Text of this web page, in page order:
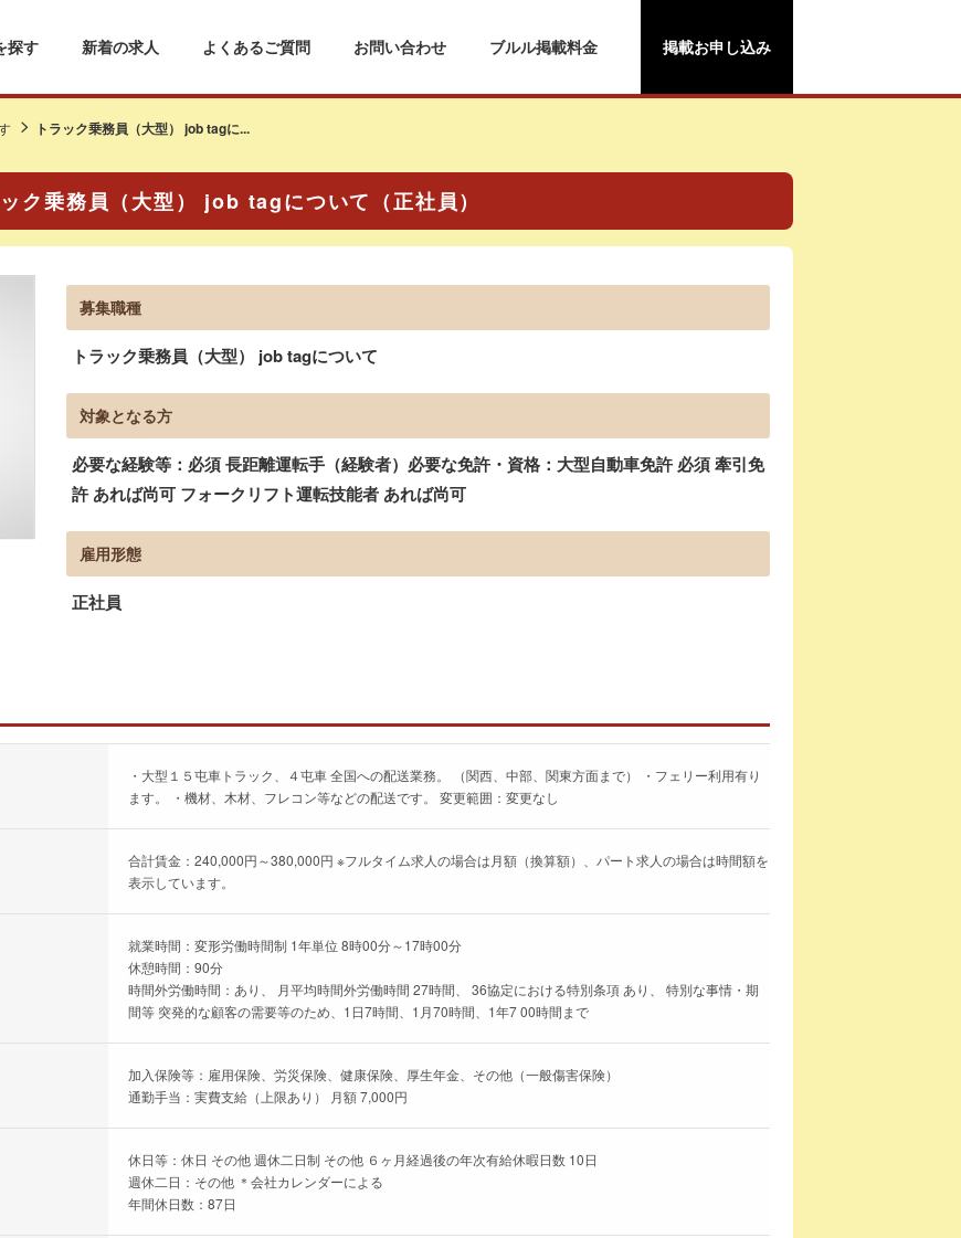
探す 新着の求人 よくあるご質問 お問い合わせ ブルル掲載料金 掲載お申し込み
トラック乗務員（大型） job tagに...
ック乗務員（大型） job tagについて（正社員）
募集職種
トラック乗務員（大型） job tagについて
対象となる方
必要な経験等：必須 長距離運転手（経験者）必要な免許・資格：大型自動車免許 必須 牽引免
許 あれば尚可 フォークリフト運転技能者 あれば尚可
雇用形態
正社員
・大型１５屯車トラック、４屯車 全国への配送業務。 （関西、中部、関東方面まで） ・フェリー利用有り
ます。 ・機材、木材、フレコン等などの配送です。 変更範囲：変更なし
合計賃金：240,000円～380,000円 ※フルタイム求人の場合は月額（換算額）、パート求人の場合は時間額を
表示しています。
就業時間：変形労働時間制 1年単位 8時00分～17時00分
休憩時間：90分
時間外労働時間：あり、 月平均時間外労働時間 27時間、 36協定における特別条項 あり、 特別な事情・期
間等 突発的な顧客の需要等のため、1日7時間、1月70時間、1年7 00時間まで
加入保険等：雇用保険、労災保険、健康保険、厚生年金、その他（一般傷害保険）
通勤手当：実費支給（上限あり） 月額 7,000円
休日等：休日 その他 週休二日制 その他 ６ヶ月経過後の年次有給休暇日数 10日
週休二日：その他 ＊会社カレンダーによる
年間休日数：87日